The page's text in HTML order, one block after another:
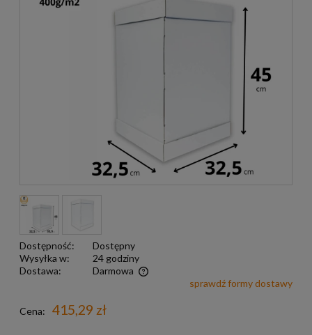
Dostępność:
Dostępny
Wysyłka w:
24 godziny
Dostawa:
Darmowa
sprawdź formy dostawy
Cena: 415,29 zł